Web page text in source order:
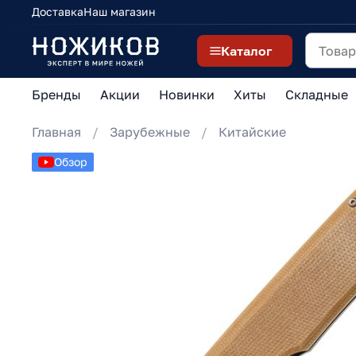
ДоставкаНаш магазин
Каталог
Бренды Акции Новинки Хиты Складные
Главная Зарубежные Китайские
Обзор